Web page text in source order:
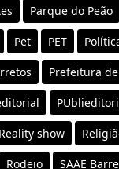
Parque do Peão
Pet PET
Prefeitura
Reality show
Rodeio SAAE